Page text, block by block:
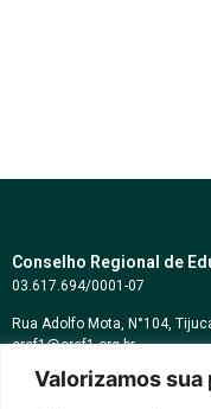
Valorizamos
Conselho Regional de
03.617.694/0001-07
Rua Adolfo Mota, N°104,
cref1@cref1.org.br
Assessoria de